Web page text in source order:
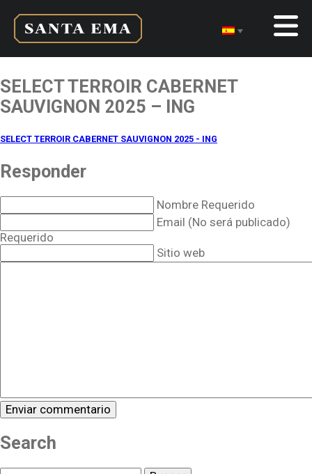
SELECT TERROIR CABERNET
SAUVIGNON 2025 – ING
SELECT TERROIR CABERNET SAUVIGNON 2025 - ING
Responder
Nombre Requerido
Email (No será publicado)
Requerido
Sitio web
Search